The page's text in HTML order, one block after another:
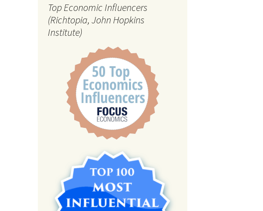
Top Economic Influencers
(Richtopia, John Hopkins
Institute)